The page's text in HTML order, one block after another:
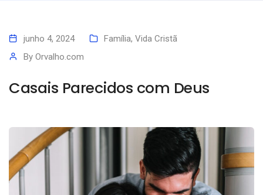
junho 4, 2024 Família, Vida Cristã
By Orvalho.com
Casais Parecidos com Deus